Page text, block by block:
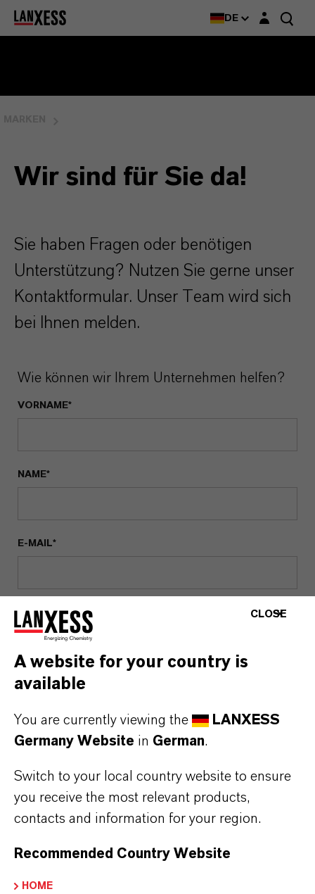
DE Login-Maske
Wir sind für Sie da!
Sie haben Fragen oder benötigen
Unterstützung? Nutzen Sie gerne unser
Kontaktformular. Unser Team wird sich
bei Ihnen melden.
Wie können wir Ihrem Unternehmen helfen?
VORNAME*
NAME*
E-MAIL*
UNTERNEHMEN/FIRMA*
LAND*
ZU WELCHER ANWENDER-GRUPPE GEHÖREN SIE?*
WIE KÖNNEN WIR IHNEN WEITERHELFEN?*
NACHRICHT*
CLOSE
A website for your country is
available
You are currently viewing the
LANXESS
Germany Website in German.
Switch to your local country website to ensure
you receive the most relevant products,
contacts and information for your region.
Recommended Country Website
HOME